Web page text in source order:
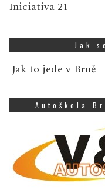
Iniciativa 21
Jak
Jak to jede v Brně
Autoškola